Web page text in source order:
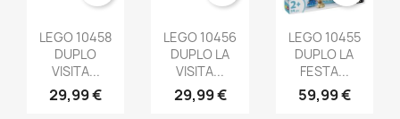
LEGO 10458
DUPLO
VISITA...
29,99 €
LEGO 10456
DUPLO LA
VISITA...
29,99 €
LEGO 10455
DUPLO LA
FESTA...
59,99 €